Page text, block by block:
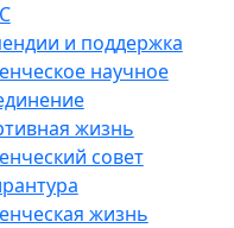
и поддержка
научное
жизнь
совет
жизнь